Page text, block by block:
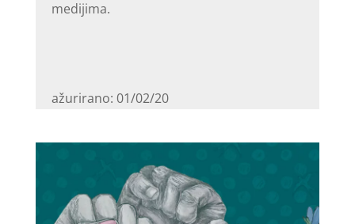
medijima.
ažurirano: 01/02/20